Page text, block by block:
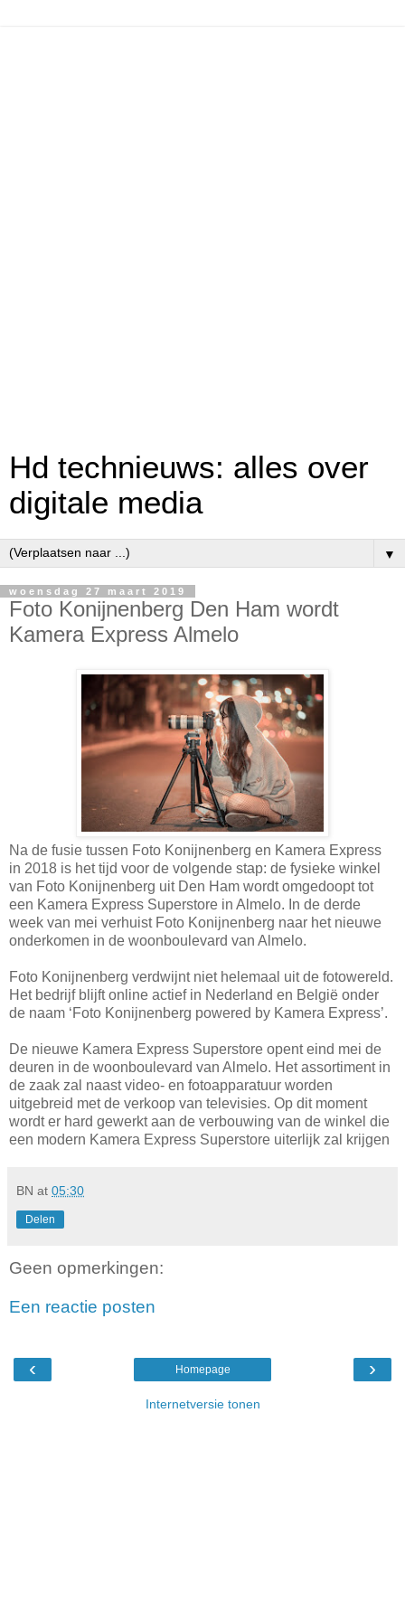
Hd technieuws: alles over
digitale media
▼
woensdag 27 maart 2019
Foto Konijnenberg Den Ham wordt
Kamera Express Almelo
Na de fusie tussen Foto Konijnenberg en Kamera Express
in 2018 is het tijd voor de volgende stap: de fysieke winkel
van Foto Konijnenberg uit Den Ham wordt omgedoopt tot
een Kamera Express Superstore in Almelo. In de derde
week van mei verhuist Foto Konijnenberg naar het nieuwe
onderkomen in de woonboulevard van Almelo.
Foto Konijnenberg verdwijnt niet helemaal uit de fotowereld.
Het bedrijf blijft online actief in Nederland en België onder
de naam ‘Foto Konijnenberg powered by Kamera Express’.
De nieuwe Kamera Express Superstore opent eind mei de
deuren in de woonboulevard van Almelo. Het assortiment in
de zaak zal naast video- en fotoapparatuur worden
uitgebreid met de verkoop van televisies. Op dit moment
wordt er hard gewerkt aan de verbouwing van de winkel die
een modern Kamera Express Superstore uiterlijk zal krijgen
BN at 05:30
Delen
Geen opmerkingen:
Een reactie posten
‹ ›
Homepage
Internetversie tonen